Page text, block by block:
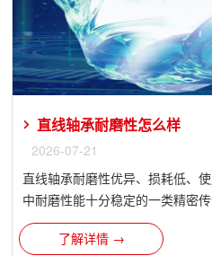
直线轴承​耐磨性怎么样
2026-07-21
直线轴承耐磨性优异、损耗低、
中耐磨性能十分稳定的一类精密
了解详情 →